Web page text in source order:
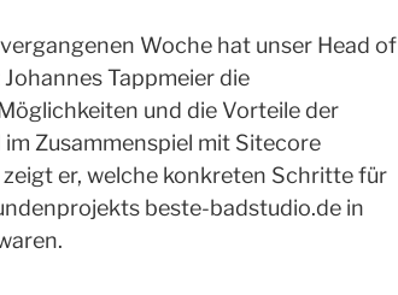
Woche hat unser Head of
Tappmeier die
und die Vorteile der
Zusammenspiel mit Sitecore
er, welche konkreten Schritte für
beste-badstudio.de in